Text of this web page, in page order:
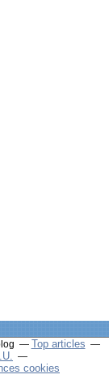
Top articles
cookies